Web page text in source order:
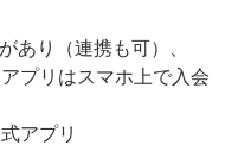
あり （連携も可） 、
プリはスマホ上で入会
アプリ